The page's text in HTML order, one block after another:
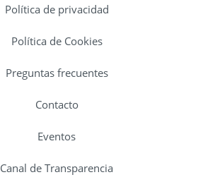
Política de privacidad
Política de Cookies
Preguntas frecuentes
Contacto
Eventos
Canal de Transparencia